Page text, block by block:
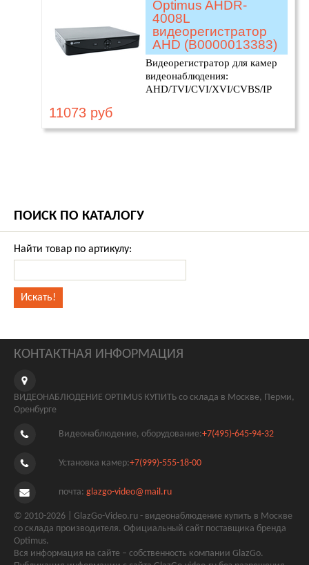
Optimus AHDR-
4008L
видеорегистратор
AHD (В0000013383)
Видеорегистратор для камер
видеонаблюдения:
AHD/TVI/CVI/XVI/CVBS/IP
11073 руб
ПОИСК ПО КАТАЛОГУ
Найти товар по артикулу:
КОНТАКТНАЯ ИНФОРМАЦИЯ
ВИДЕОНАБЛЮДЕНИЕ OPTIMUS КУПИТЬ со склада в Москве, Перми,
Оренбурге
Видеонаблюдение, оборудование:+7(495)-645-94-32
Установка камер:+7(999)-555-18-00
почта: glazgo-video@mail.ru
© 2010-2026 | GlazGo-Video.ru - видеонаблюдение купить в Москве
со склада производителя. Официальный сайт поставщика бренда
Optimus.
Вся информация на сайте – собственность компании GlazGo.